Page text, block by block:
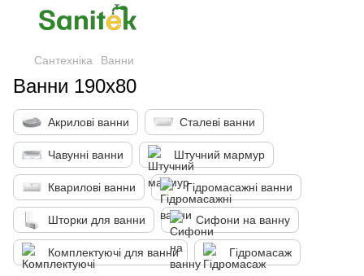
Сантехніка Ванни
Ванни 190x80
Акрилові ванни Сталеві ванни
Чавунні ванни Штучний мармур
Кварилові ванни Гідромасажні ванни
Шторки для ванни Сифони на ванну
Комплектуючі для ванни Гідромасаж